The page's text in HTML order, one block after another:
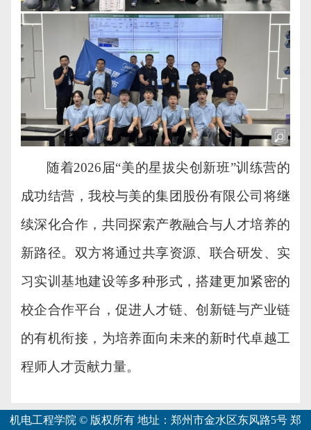
随着2026届“美的星拔尖创新班”训练营的
成功结营，我校与美的集团股份有限公司将继
续深化合作，共同探索产教融合与人才培养的
新路径。双方将通过共享资源、联合研发、实
习实训基地建设等多种形式，搭建更加紧密的
校企合作平台，促进人才链、创新链与产业链
的有机衔接，为培养面向未来的新时代卓越工
程师人才贡献力量。
机电工程学院 © 版权所有 地址：郑州市金水区东风路5号 郑